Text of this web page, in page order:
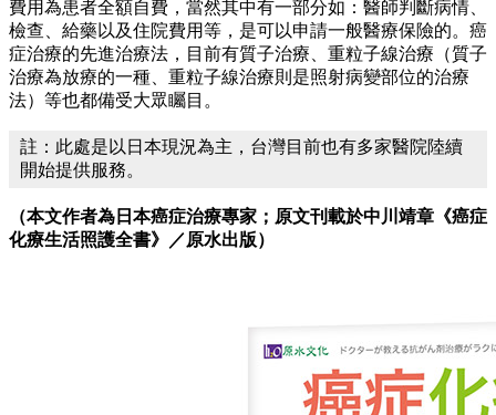
費用為患者全額自費，當然其中有一部分如：醫師判斷病情、
檢查、給藥以及住院費用等，是可以申請一般醫療保險的。癌
症治療的先進治療法，目前有質子治療、重粒子線治療（質子
治療為放療的一種、重粒子線治療則是照射病變部位的治療
法）等也都備受大眾矚目。
註：此處是以日本現況為主，台灣目前也有多家醫院陸續
開始提供服務。
（本文作者為日本癌症治療專家；原文刊載於中川靖章《癌症
化療生活照護全書》／原水出版）